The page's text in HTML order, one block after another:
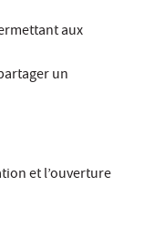
aux
un
et l’ouverture